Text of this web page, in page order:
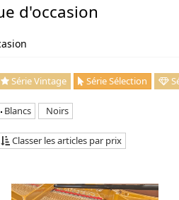
d'occasion
Série Vintage Série Sélection
Blancs Noirs
Classer les articles par prix